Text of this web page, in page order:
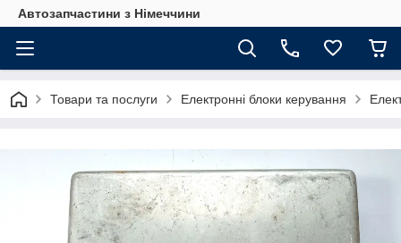
Автозапчастини з Німеччини
Товари та послуги Електронні блоки керування